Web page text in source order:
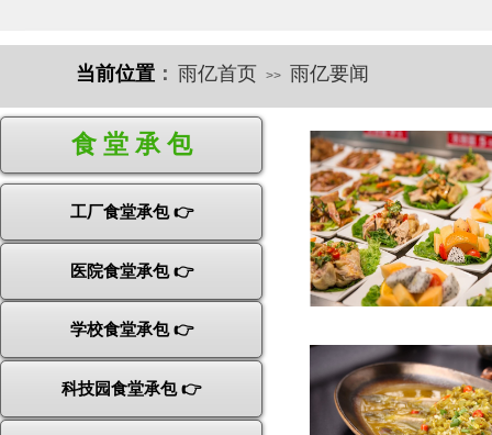
快速导航
当前位置 ： 雨亿首页 >> 雨亿要闻
食 堂 承 包
工厂食堂承包 👉
医院食堂承包 👉
学校食堂承包 👉
科技园食堂承包 👉